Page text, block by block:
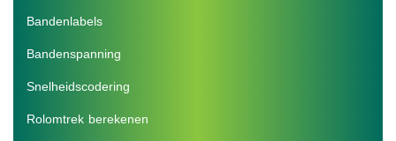
Bandenlabels
Bandenspanning
Snelheidscodering
Rolomtrek berekenen